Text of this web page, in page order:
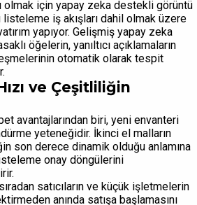
olmak için yapay zeka destekli görüntü
listeleme iş akışları dahil olmak üzere
yapıyor. Gelişmiş yapay zeka
öğelerin, yanıltıcı açıklamaların
otomatik olarak tespit
ve Çeşitliliğin
avantajlarından biri, yeni envanteri
yeteneğidir. İkinci el malların
son derece dinamik olduğu anlamına
onay döngülerini
satıcıların ve küçük işletmelerin
anında satışa başlamasını